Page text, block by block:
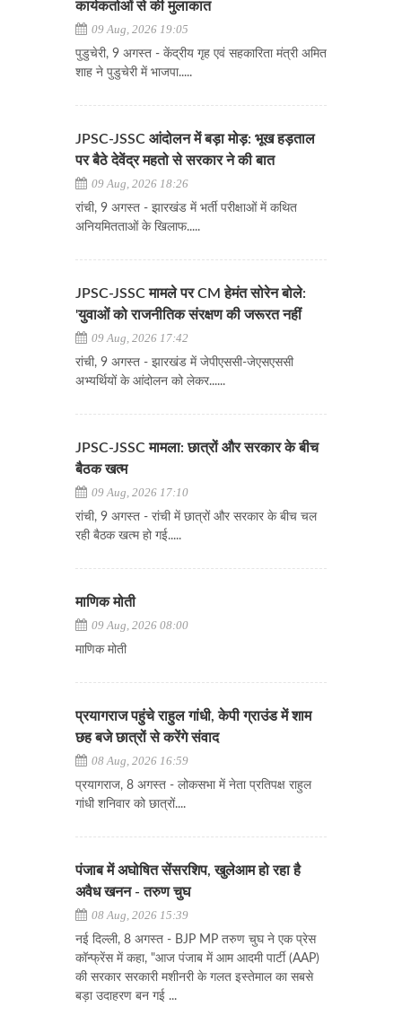
कार्यकर्ताओं से की मुलाकात
09 Aug, 2026 19:05
पुडुचेरी, 9 अगस्त - केंद्रीय गृह एवं सहकारिता मंत्री अमित
शाह ने पुडुचेरी में भाजपा.....
JPSC-JSSC आंदोलन में बड़ा मोड़: भूख हड़ताल
पर बैठे देवेंद्र महतो से सरकार ने की बात
09 Aug, 2026 18:26
रांची, 9 अगस्त - झारखंड में भर्ती परीक्षाओं में कथित
अनियमितताओं के खिलाफ.....
JPSC-JSSC मामले पर CM हेमंत सोरेन बोले:
'युवाओं को राजनीतिक संरक्षण की जरूरत नहीं
09 Aug, 2026 17:42
रांची, 9 अगस्त - झारखंड में जेपीएससी-जेएसएससी
अभ्यर्थियों के आंदोलन को लेकर......
JPSC-JSSC मामला: छात्रों और सरकार के बीच
बैठक खत्म
09 Aug, 2026 17:10
रांची, 9 अगस्त - रांची में छात्रों और सरकार के बीच चल
रही बैठक खत्म हो गई.....
माणिक मोती
09 Aug, 2026 08:00
माणिक मोती
प्रयागराज पहुंचे राहुल गांधी, केपी ग्राउंड में शाम
छह बजे छात्रों से करेंगे संवाद
08 Aug, 2026 16:59
प्रयागराज, 8 अगस्त - लोकसभा में नेता प्रतिपक्ष राहुल
गांधी शनिवार को छात्रों....
पंजाब में अघोषित सेंसरशिप, खुलेआम हो रहा है
अवैध खनन - तरुण चुघ
08 Aug, 2026 15:39
नई दिल्ली, 8 अगस्त - BJP MP तरुण चुघ ने एक प्रेस
कॉन्फ्रेंस में कहा, "आज पंजाब में आम आदमी पार्टी (AAP)
की सरकार सरकारी मशीनरी के गलत इस्तेमाल का सबसे
बड़ा उदाहरण बन गई ...